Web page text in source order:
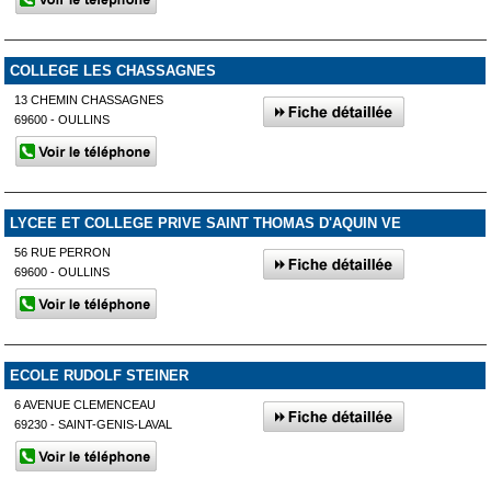
COLLEGE LES CHASSAGNES
13 CHEMIN CHASSAGNES
69600 - OULLINS
LYCEE ET COLLEGE PRIVE SAINT THOMAS D'AQUIN VE
56 RUE PERRON
69600 - OULLINS
ECOLE RUDOLF STEINER
6 AVENUE CLEMENCEAU
69230 - SAINT-GENIS-LAVAL